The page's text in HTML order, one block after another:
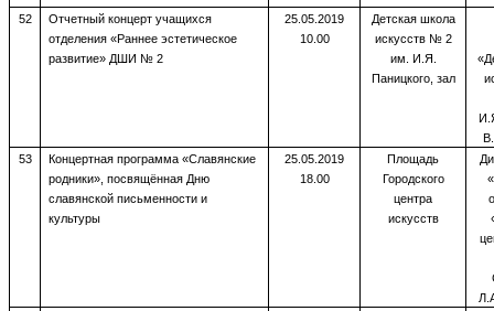
52
Отчетный концерт учащихся
отделения «Раннее эстетическое
развитие» ДШИ № 2
25.05.2019
10.00
Детская школа
искусств № 2
им. И.Я.
Паницкого, зал
53
Концертная программа «Славянские
родники», посвящённая Дню
славянской письменности и
культуры
25.05.2019
18.00
Площадь
Городского
центра
искусств